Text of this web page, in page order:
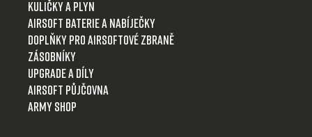
Kuličky a plyn
Airsoft baterie a nabíječky
Doplňky pro airsoftové zbraně
Zásobníky
Upgrade a díly
Airsoft půjčovna
Army shop